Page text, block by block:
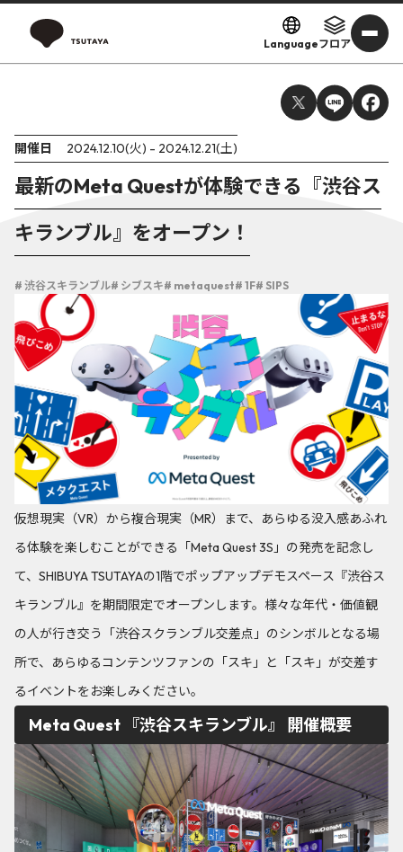
Languageフロア
開催日 2024.12.10(火) - 2024.12.21(土)
最新のMeta Questが体験できる『渋谷ス
キランブル』をオープン！
# 渋谷スキランブル# シブスキ# metaquest# 1F# SIPS
仮想現実（VR）から複合現実（MR）まで、あらゆる没入感あふれ
る体験を楽しむことができる「Meta Quest 3S」の発売を記念し
て、SHIBUYA TSUTAYAの1階でポップアップデモスペース『渋谷ス
キランブル』を期間限定でオープンします。様々な年代・価値観
の人が行き交う「渋谷スクランブル交差点」のシンボルとなる場
所で、あらゆるコンテンツファンの「スキ」と「スキ」が交差す
るイベントをお楽しみください。
Meta Quest 『渋谷スキランブル』 開催概要